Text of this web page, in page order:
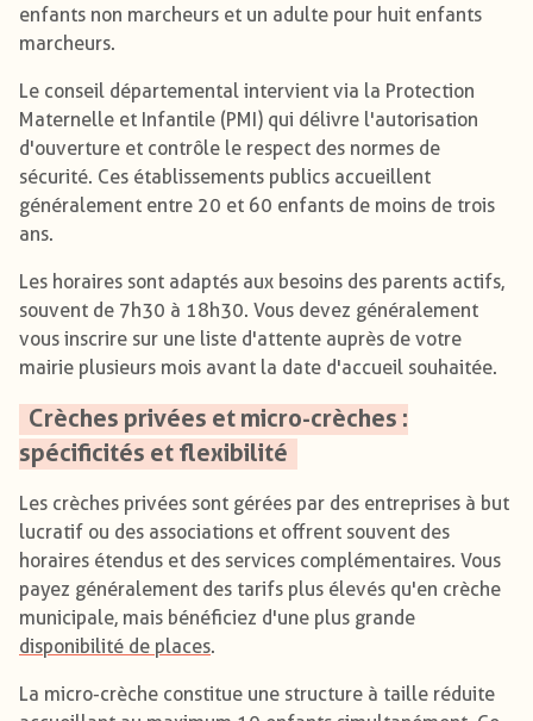
enfants non marcheurs et un adulte pour huit enfants
marcheurs.
Le conseil départemental intervient via la Protection
Maternelle et Infantile (PMI) qui délivre l'autorisation
d'ouverture et contrôle le respect des normes de
sécurité. Ces établissements publics accueillent
généralement entre 20 et 60 enfants de moins de trois
ans.
Les horaires sont adaptés aux besoins des parents actifs,
souvent de 7h30 à 18h30. Vous devez généralement
vous inscrire sur une liste d'attente auprès de votre
mairie plusieurs mois avant la date d'accueil souhaitée.
Crèches privées et micro-crèches :
spécificités et flexibilité
Les crèches privées sont gérées par des entreprises à but
lucratif ou des associations et offrent souvent des
horaires étendus et des services complémentaires. Vous
payez généralement des tarifs plus élevés qu'en crèche
municipale, mais bénéficiez d'une plus grande
disponibilité de places.
La micro-crèche constitue une structure à taille réduite